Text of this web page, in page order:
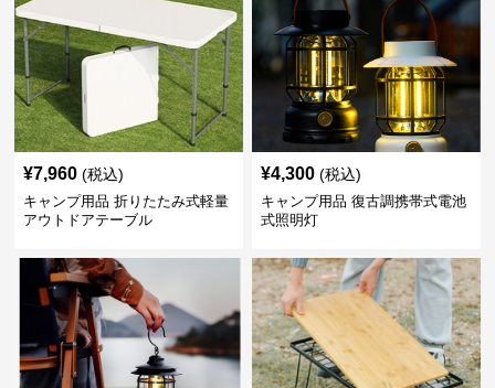
¥7,960 (税込)
キャンプ用品 折りたたみ式軽量
アウトドアテーブル
¥4,300 (税込)
キャンプ用品 復古調携帯式電池
式照明灯